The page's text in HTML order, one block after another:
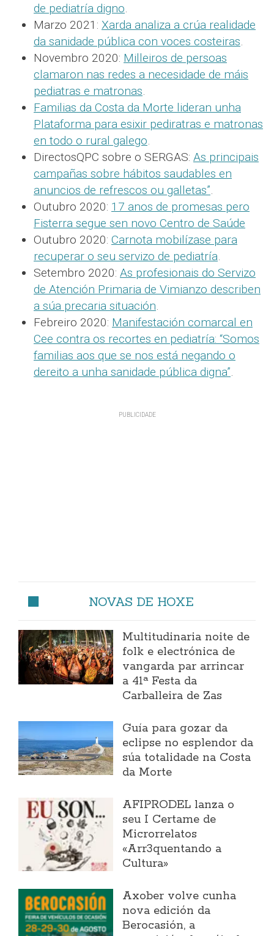
de pediatría digno.
Marzo 2021: Xarda analiza a crúa realidade
da sanidade pública con voces costeiras.
Novembro 2020: Milleiros de persoas
clamaron nas redes a necesidade de máis
pediatras e matronas.
Familias da Costa da Morte lideran unha
Plataforma para esixir pediratras e matronas
en todo o rural galego.
DirectosQPC sobre o SERGAS: As principais
campañas sobre hábitos saudables en
anuncios de refrescos ou galletas”.
Outubro 2020: 17 anos de promesas pero
Fisterra segue sen novo Centro de Saúde
Outubro 2020: Carnota mobilízase para
recuperar o seu servizo de pediatría.
Setembro 2020: As profesionais do Servizo
de Atención Primaria de Vimianzo describen
a súa precaria situación.
Febreiro 2020: Manifestación comarcal en
Cee contra os recortes en pediatría: “Somos
familias aos que se nos está negando o
dereito a unha sanidade pública digna”.
NOVAS DE HOXE
Multitudinaria noite de
folk e electrónica de
vangarda par arrincar
a 41ª Festa da
Carballeira de Zas
Guía para gozar da
eclipse no esplendor da
súa totalidade na Costa
da Morte
AFIPRODEL lanza o
seu I Certame de
Microrrelatos
«Arr3quentando a
Cultura»
Axober volve cunha
nova edición da
Berocasión, a